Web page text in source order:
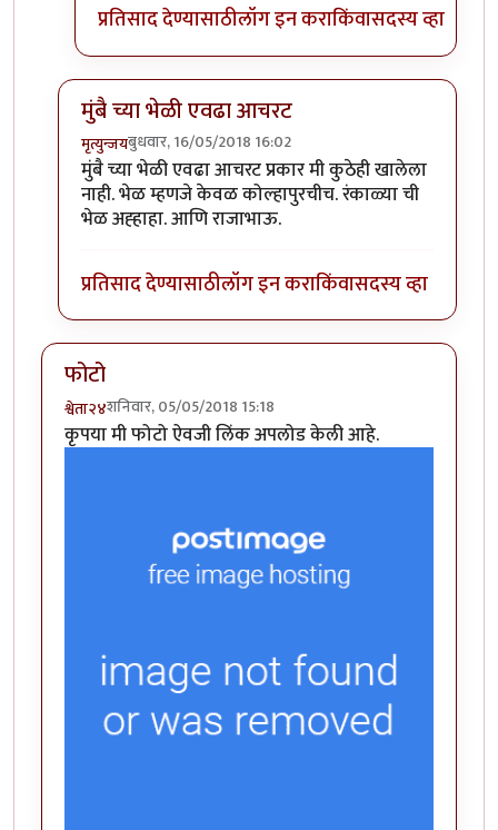
प्रतिसाद देण्यासाठीलॉग इन कराकिंवासदस्य व्हा
मुंबै च्या भेळी एवढा आचरट
मृत्युन्जयबुधवार, 16/05/2018 16:02
In reply toकाही जुन्या मिपाकरांनुसारbyजेम्स वांड
मुंबै च्या भेळी एवढा आचरट प्रकार मी कुठेही खालेला
नाही. भेळ म्हणजे केवळ कोल्हापुरचीच. रंकाळ्या ची
भेळ अह्हाहा. आणि राजाभाऊ.
प्रतिसाद देण्यासाठीलॉग इन कराकिंवासदस्य व्हा
फोटो
श्वेता२४शनिवार, 05/05/2018 15:18
कृपया मी फोटो ऐवजी लिंक अपलोड केली आहे.